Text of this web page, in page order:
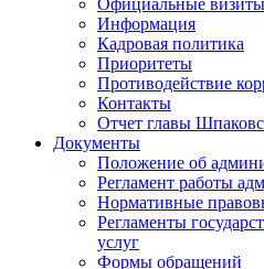
Официальные визиты
Информация
Кадровая политика
Приоритеты
Противодействие
Контакты
Отчет главы
Документы
Положение об
Регламент работы
Нормативные
Регламенты
услуг
Формы обращений